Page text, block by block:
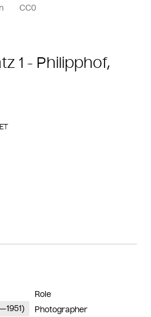
1 - Philipphof,
CC0
Role
Photographer